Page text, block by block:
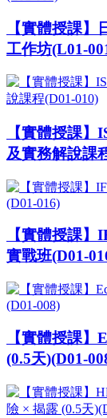
【實體授課
工作坊(L01-
【實體授課
及實務解說課
【實體授課
實戰班(D01-
【實體授課
(0.5天)(D01-